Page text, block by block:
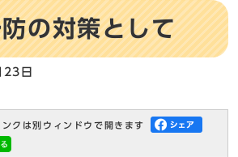
の対策として
日
クは別ウィンドウで開きます